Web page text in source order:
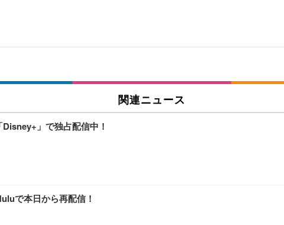
関連ニュース
」で独占配信中！
で本日から再配信！